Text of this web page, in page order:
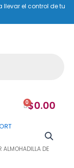
llevar el control de tu
$0.00
0
Cart
ALMOHADILLA DE